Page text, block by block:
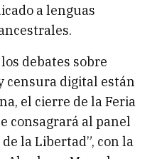
a lenguas
debates sobre
censura digital están
el cierre de la Feria
consagrará al panel
la Libertad”, con la